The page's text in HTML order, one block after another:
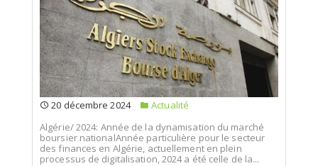
20 décembre 2024
Actualité
Algérie/ 2024: Année de la dynamisation du marché
boursier nationalAnnée particulière pour le secteur
des finances en Algérie, actuellement en plein
processus de digitalisation, 2024 a été celle de la...